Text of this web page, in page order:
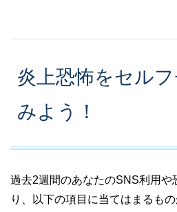
炎上恐怖をセル
みよう！
過去2週間のあなたのSNS利用や
り、以下の項目に当てはまるも